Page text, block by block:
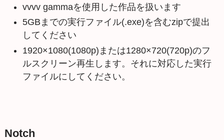
vvvv gammaを使用した作品を扱います
5GBまでの実行ファイル(.exe)を含むzipで提出
してください
1920×1080(1080p)または1280×720(720p)のフ
ルスクリーン再生します。それに対応した実行
ファイルにしてください。
Notch